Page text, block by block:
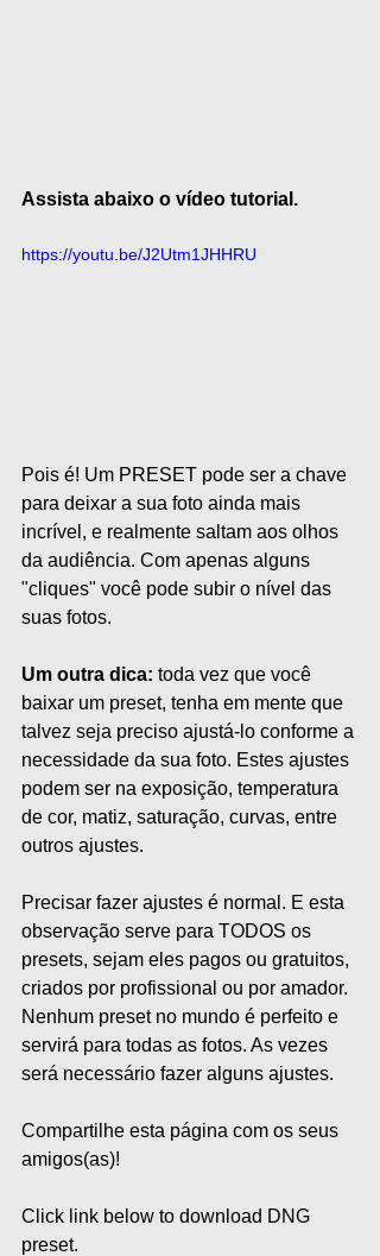
Assista abaixo o vídeo tutorial.
https://youtu.be/J2Utm1JHHRU
Pois é! Um PRESET pode ser a chave
para deixar a sua foto ainda mais
incrível, e realmente saltam aos olhos
da audiência. Com apenas alguns
"cliques" você pode subir o nível das
suas fotos.
Um outra dica: toda vez que você
baixar um preset, tenha em mente que
talvez seja preciso ajustá-lo conforme a
necessidade da sua foto. Estes ajustes
podem ser na exposição, temperatura
de cor, matiz, saturação, curvas, entre
outros ajustes.
Precisar fazer ajustes é normal. E esta
observação serve para TODOS os
presets, sejam eles pagos ou gratuitos,
criados por profissional ou por amador.
Nenhum preset no mundo é perfeito e
servirá para todas as fotos. As vezes
será necessário fazer alguns ajustes.
Compartilhe esta página com os seus
amigos(as)!
Click link below to download DNG
preset.